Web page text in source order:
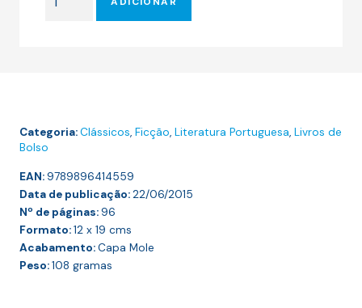
era:
6.00 €.
é:
5.40 €.
Contos
Categoria:Clássicos, Ficção, Literatura Portuguesa, Livros de
Bolso
EAN:9789896414559
Data de publicação:22/06/2015
Nº de páginas:96
Formato:12 x 19 cms
Acabamento:Capa Mole
Peso:108 gramas